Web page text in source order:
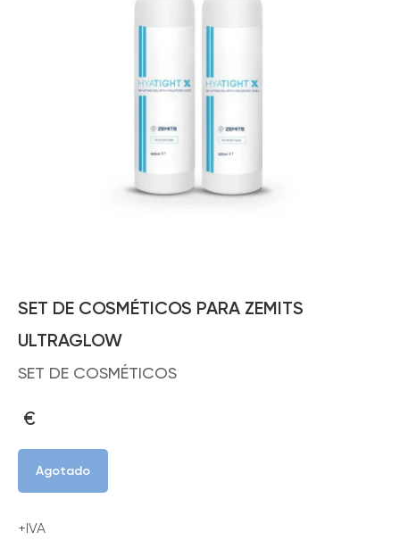
SET DE COSMÉTICOS PARA ZEMITS
ULTRAGLOW
SET DE COSMÉTICOS
€
Agotado
+IVA